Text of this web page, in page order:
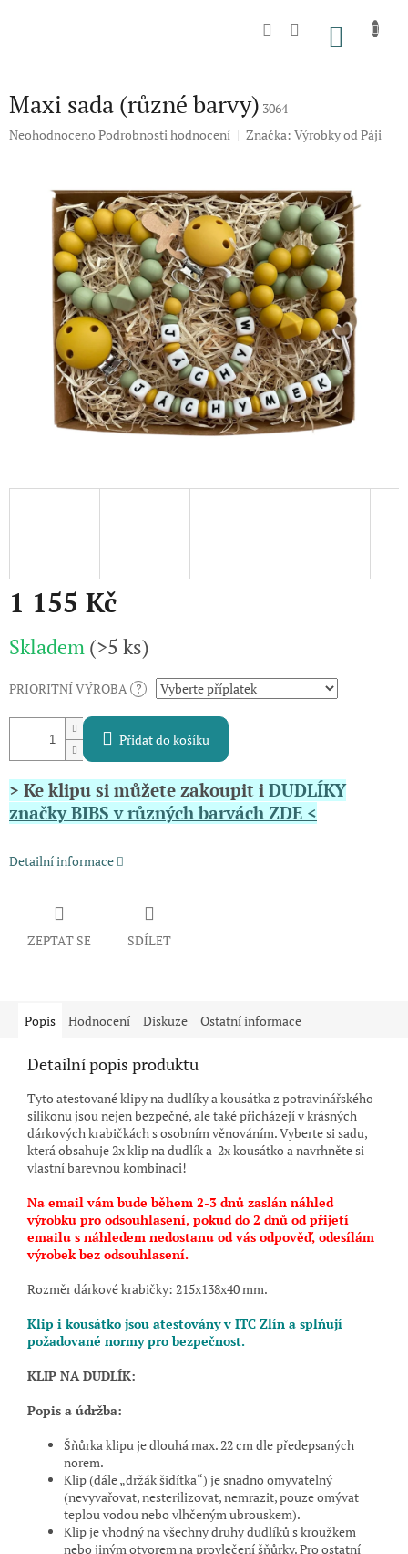
Maxi sada (různé barvy) 3064
Průměrné
hvězdiček.
Neohodnoceno Podrobnosti hodnocení Značka: Výrobky od Páji
1 155 Kč
cena:
Skladem (>5 ks)
PRIORITNÍ VÝROBA ?
Přidat do košíku
> Ke klipu si můžete zakoupit i DUDLÍKY
značky BIBS v různých barvách ZDE <
Detailní informace
ZEPTAT SE SDÍLET
Popis Hodnocení Diskuze Ostatní informace
Detailní popis produktu
Tyto atestované klipy na dudlíky a kousátka z potravinářského
silikonu jsou nejen bezpečné, ale také přicházejí v krásných
dárkových krabičkách s osobním věnováním. Vyberte si sadu,
která obsahuje 2x klip na dudlík a 2x kousátko a navrhněte si
vlastní barevnou kombinaci!
Na email vám bude během 2-3 dnů zaslán náhled
výrobku pro odsouhlasení, pokud do 2 dnů od přijetí
emailu s náhledem nedostanu od vás odpověď, odesílám
výrobek bez odsouhlasení.
Rozměr dárkové krabičky: 215x138x40 mm.
Klip i kousátko jsou atestovány v ITC Zlín a splňují
požadované normy pro bezpečnost.
KLIP NA DUDLÍK:
Popis a údržba:
Šňůrka klipu je dlouhá max. 22 cm dle předepsaných
norem.
Klip (dále „držák šidítka“) je snadno omyvatelný
(nevyvařovat, nesterilizovat, nemrazit, pouze omývat
teplou vodou nebo vlhčeným ubrouskem).
Klip je vhodný na všechny druhy dudlíků s kroužkem
nebo jiným otvorem na provlečení šňůrky. Pro ostatní